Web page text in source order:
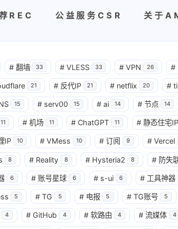
REC 公益服务CSR 关于
# 翻墙 33 # VLESS 33 # VPN 26 #
21 # 反代IP 21 # netflix 20 #
15 # serv00 15 # ai 14 # 节点 14
11 # 机场 11 # ChatGPT 11 # 静态住宅IP
IP 10 # VMess 10 # 订阅 9 # Vercel
8 # Reality 8 # Hysteria2 8 # 防失
6 # 账号星球 6 # s-ui 6 # 工具神器
5 # TG 5 # 电报 5 # TG账号 5
4 # GitHub 4 # 软路由 4 # 流媒体 4